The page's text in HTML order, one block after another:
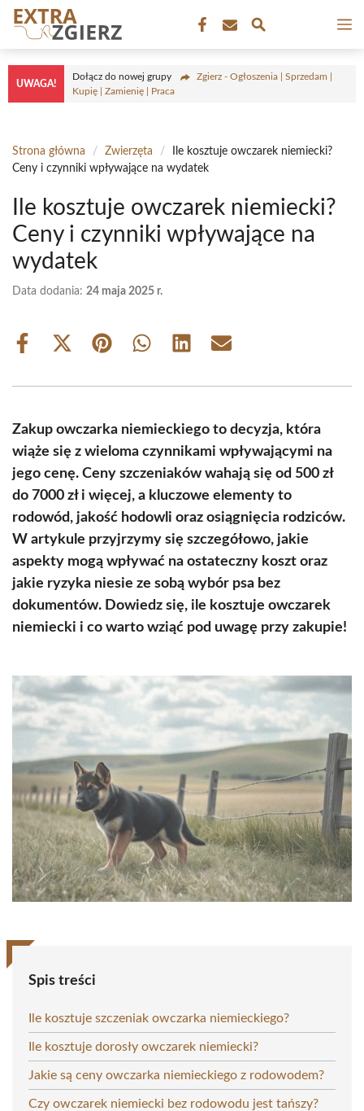
Przejdź
treści
UWAGA!
Dołącz do nowej grupy
Zgierz - Ogłoszenia | Sprzedam |
Kupię | Zamienię | Praca
Strona główna / Zwierzęta /
Ile kosztuje owczarek niemiecki?
Ceny i czynniki wpływające na wydatek
Ile kosztuje owczarek niemiecki?
Ceny i czynniki wpływające na
wydatek
Data dodania: 24 maja 2025 r.
Share
Share
(Twitter)
Share Share Share Share
Zakup owczarka niemieckiego to decyzja, która
wiąże się z wieloma czynnikami wpływającymi na
jego cenę. Ceny szczeniaków wahają się od 500 zł
do 7000 zł i więcej, a kluczowe elementy to
rodowód, jakość hodowli oraz osiągnięcia rodziców.
W artykule przyjrzymy się szczegółowo, jakie
aspekty mogą wpływać na ostateczny koszt oraz
jakie ryzyka niesie ze sobą wybór psa bez
dokumentów. Dowiedz się, ile kosztuje owczarek
niemiecki i co warto wziąć pod uwagę przy zakupie!
Spis treści
Ile kosztuje szczeniak owczarka niemieckiego?
Ile kosztuje dorosły owczarek niemiecki?
Jakie są ceny owczarka niemieckiego z rodowodem?
Czy owczarek niemiecki bez rodowodu jest tańszy?